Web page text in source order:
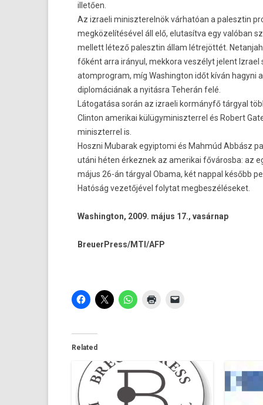
illetően.
Az iz­raeli miniszterel­nök várhatóan a palesztin
megközelítésével áll elő, elutasít­va egy valóban
mel­lett létező palesztin állam létrejöttét.
főként arra irányul, mek­kora veszélyt jelent Iz­rael
atomprog­ram, míg Was­hington időt kíván hagyni
di­plomáciának a nyitásra Teherán felé.
Látogatása során az iz­raeli kormányfő tárgyal
Clin­ton amerikai külügyminiszter­rel és Robert
miniszter­rel is.
Hoszni Mubarak egyip­tomi és Mahmúd Abbász
utáni héten érkez­nek az amerikai fővárosba: az
május 26-án tárgyal Obama, két napp­al később
Hatóság vezetőjével folytat meg­beszéléseket.
Was­hington, 2009. május 17., vasárnap
BreuerPress/MTI/AFP
Related